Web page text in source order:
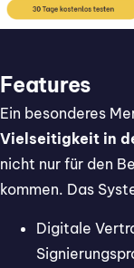
Features
Ein besonderes
Vielseitigkeit in
nicht nur für den
kommen. Das
Digitale